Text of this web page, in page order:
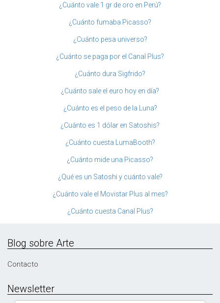
¿Cuánto vale 1 gr de oro en Perú?
¿Cuánto fumaba Picasso?
¿Cuánto pesa universo?
¿Cuánto se paga por el Canal Plus?
¿Cuánto dura Sigfrido?
¿Cuánto sale el euro hoy en día?
¿Cuánto es el peso de la Luna?
¿Cuánto es 1 dólar en Satoshis?
¿Cuánto cuesta LumaBooth?
¿Cuánto mide una Picasso?
¿Qué es un Satoshi y cuánto vale?
¿Cuánto vale el Movistar Plus al mes?
¿Cuánto cuesta Canal Plus?
Blog sobre Arte
Contacto
Newsletter